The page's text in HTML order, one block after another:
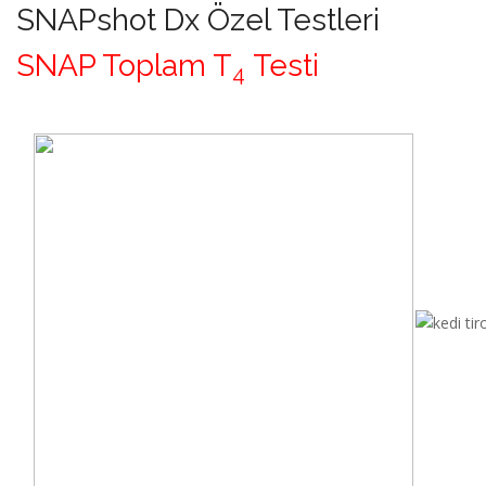
SNAPshot Dx Özel Testleri
SNAP Toplam T4 Testi